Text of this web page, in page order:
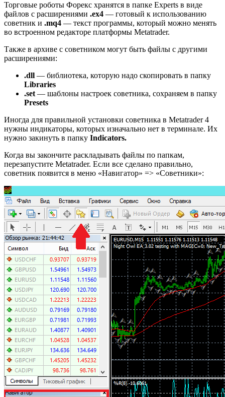
Торговые роботы Форекс хранятся в папке Experts в виде
файлов с расширениями .ex4 — готовый к использованию
советник и .mq4 — текст программы, который можно менять
во встроенном редакторе платформы Metatrader.
Также в архиве с советником могут быть файлы с другими
расширениями:
.dll — библиотека, которую надо скопировать в папку
Libraries
.set— шаблоны настроек советника, сохраняем в папку
Presets
Иногда для правильной установки советника в Metatrader 4
нужны индикаторы, которых изначально нет в терминале. Их
нужно закинуть в папку Indicators.
Когда вы закончите раскладывать файлы по папкам,
перезапустите Metatrader. Если все сделано правильно,
советник появится в меню «Навигатор» => «Советники»: